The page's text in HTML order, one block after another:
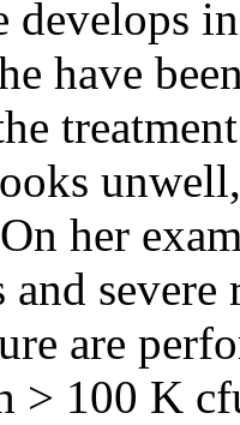
develops
have
her
and
are
> 100 K